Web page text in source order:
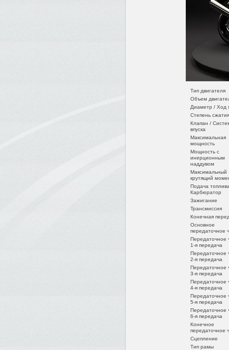
Тип двигателя
Объем
Диаметр / Ход
Степень сжатия
Клапан /
впуска
Максимальная
мощность
Мощность с
инерционным
наддувом
Максимальный
крутящий
Подача
Карбюратор
Зажигание
Трансмиссия
Конечная
Основное
передаточное
Передаточное
1-я передача
Передаточное
2-я передача
Передаточное
3-я передача
Передаточное
4-я передача
Передаточное
5-я передача
Передаточное
6-я передача
Конечное
передаточное
Сцепление
Тип рамы